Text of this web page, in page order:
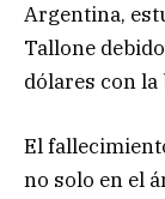
Argentina,
Tallone
dólares con
El
no solo en el